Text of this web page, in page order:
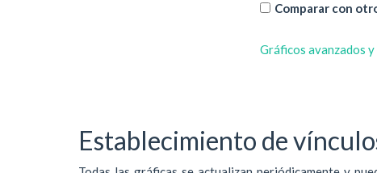
Comparar con
Gráficos avanzados
Establecimiento de